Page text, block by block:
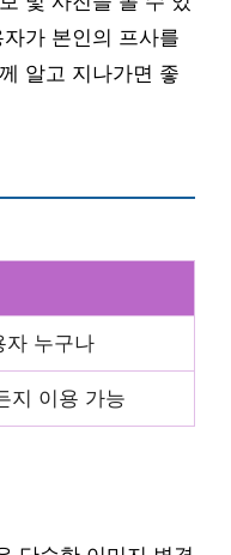
가 본인의 프사를
알고 지나가면 좋
자 누구나
지 이용 가능